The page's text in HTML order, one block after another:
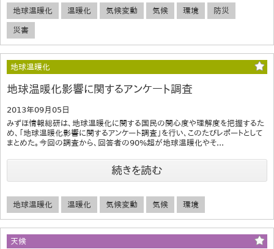
地球温暖化 温暖化 気候変動 気候 環境 防災
災害
地球温暖化
地球温暖化影響に関するアンケート調査
2013年09月05日
みずほ情報総研は、地球温暖化に関する国民の関心度や理解度を把握するた
め、「地球温暖化影響に関するアンケート調査」を行い、このたびレポートとして
まとめた。今回の調査から、回答者の90%超が地球温暖化やそ...
続きを読む
地球温暖化 温暖化 気候変動 気候 環境
天候